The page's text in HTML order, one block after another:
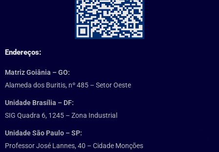
Endereços:
Matriz Goiânia – GO:
Alameda dos Buritis, nº 485 – Setor Oeste
Unidade Brasília – DF:
SIG Quadra 6, 1245 – Zona Industrial
Unidade São Paulo – SP:
Professor José Lannes, 40 – Cidade Monções